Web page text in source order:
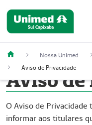
Nossa Unimed
Aviso de Privacidade
Aviso de
O Aviso de
informar aos titulares